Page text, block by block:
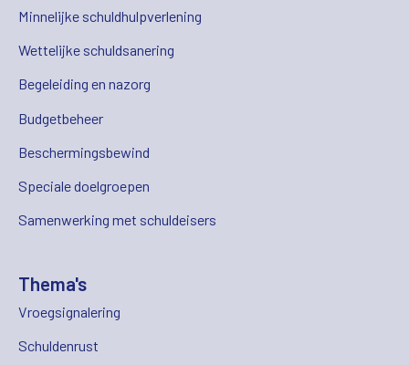
Minnelijke schuldhulpverlening
Wettelijke schuldsanering
Begeleiding en nazorg
Budgetbeheer
Beschermingsbewind
Speciale doelgroepen
Samenwerking met schuldeisers
Thema's
Vroegsignalering
Schuldenrust